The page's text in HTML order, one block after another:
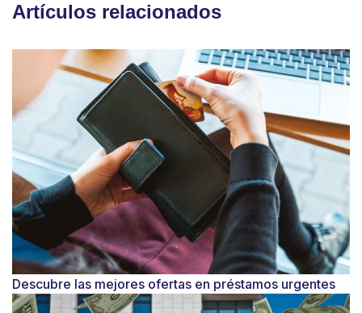
Artículos relacionados
Descubre las mejores ofertas en préstamos urgentes